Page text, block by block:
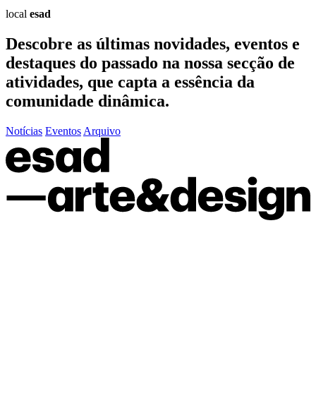
local esad
Descobre as últimas novidades, eventos e
destaques do passado na nossa secção de
atividades, que capta a essência da
comunidade dinâmica.
Notícias Eventos Arquivo